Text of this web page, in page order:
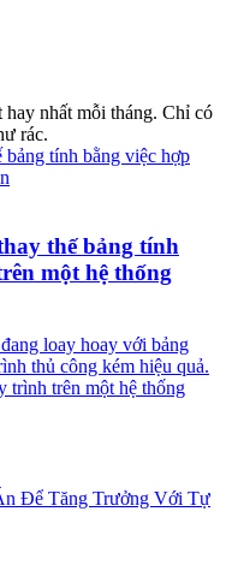
nhất mỗi tháng. Chỉ có
rác.
thế bảng tính
một hệ thống
loay hoay với bảng
thủ công kém hiệu quả.
trình trên một hệ thống